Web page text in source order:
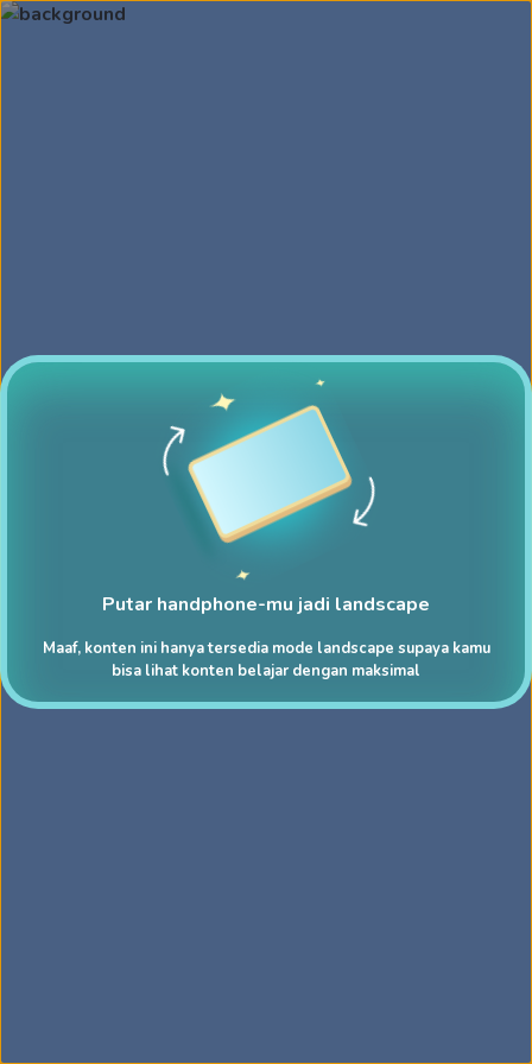
Putar handphone-mu jadi landscape
Maaf, konten ini hanya tersedia mode landscape supaya kamu
bisa lihat konten belajar dengan maksimal